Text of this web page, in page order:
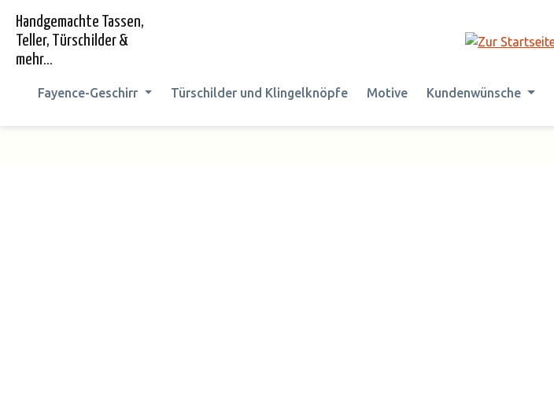
Zur Hauptnavigation springen
Handgemachte Tassen,
Teller, Türschilder &
mehr...
Fayence-Geschirr Türschilder und Klingelknöpfe Motive Kundenwünsche